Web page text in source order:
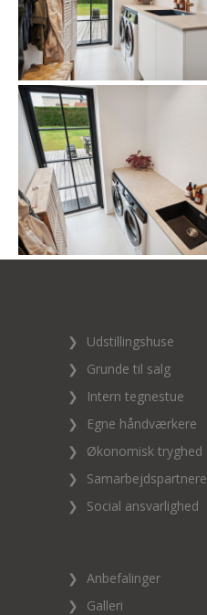
❯
Udstillingshuse
❯
Grunde til salg
❯
Intern tegnestue
❯
Egne håndværkere
❯
Økonomisk tryghed
❯
Samarbejdspartnere
❯
Social ansvarlighed
❯ Anbefalinger
❯
Galleri